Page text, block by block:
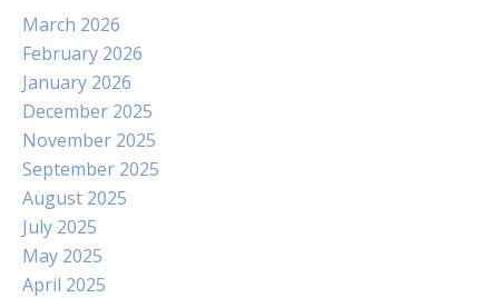
March 2026
February 2026
January 2026
December 2025
November 2025
September 2025
August 2025
July 2025
May 2025
April 2025